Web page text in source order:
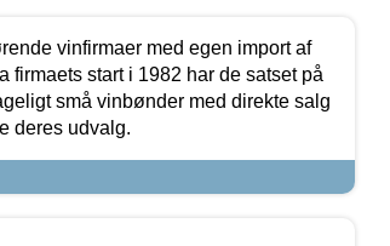
vinfirmaer med egen import af
firmaets start i 1982 har de satset på
små vinbønder med direkte salg
deres udvalg.